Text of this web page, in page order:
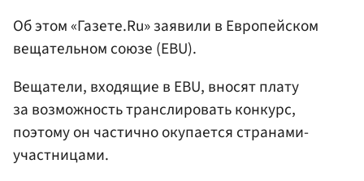
Об этом «Газете.Ru» заявили в Европейском
вещательном союзе (EBU).
Вещатели, входящие в EBU, вносят плату
за возможность транслировать конкурс,
поэтому он частично окупается странами-
участницами.